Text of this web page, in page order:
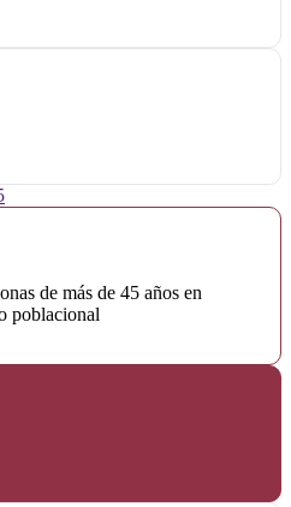
de más de 45 años en
poblacional